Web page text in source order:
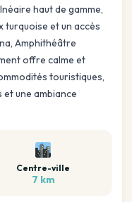
haut de gamme,
turquoise et un accès
Amphithéâtre
offre calme et
touristiques,
une ambiance
Centre-ville
7 km